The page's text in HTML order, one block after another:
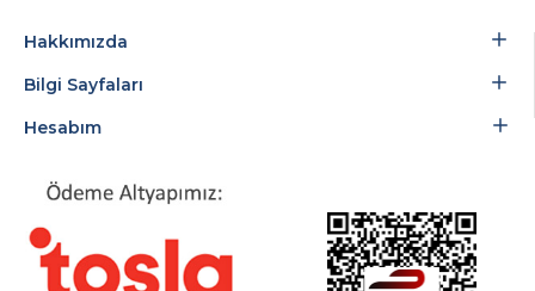
Hakkımızda
Bilgi Sayfaları
Hesabım